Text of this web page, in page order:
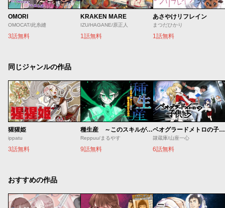
OMORI
OMOCAT/此糸縫
3話無料
KRAKEN MARE
IZU/HAGANE/原正人
1話無料
あさやけリフレイン
まつだひかり
1話無料
同じジャンルの作品
猩猩姫
ippatu
3話無料
種生産 ～このスキルがチートだとまだ誰も気付いていない～
Reppuu/まるやす
9話無料
ベオグラードメトロの子供たち
隷蔵庫/山座一心
6話無料
おすすめの作品